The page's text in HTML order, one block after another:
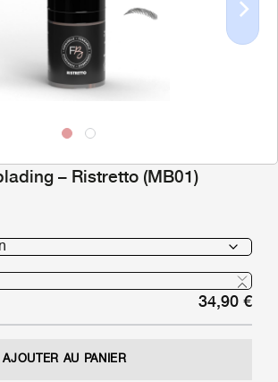
Next
– Ristretto (MB01)
34,90€
AJOUTER AU PANIER